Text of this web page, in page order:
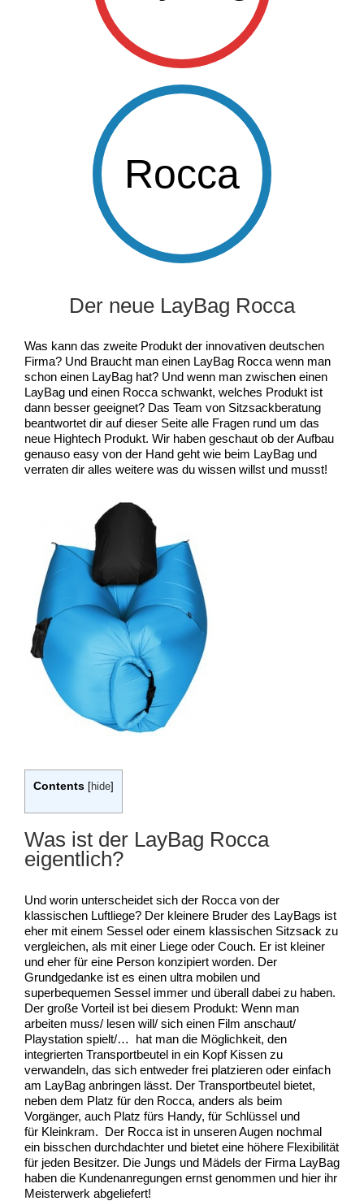
Rocca
Der neue LayBag Rocca
Was kann das zweite Produkt der innovativen deutschen
Firma? Und Braucht man einen LayBag Rocca wenn man
schon einen LayBag hat? Und wenn man zwischen einen
LayBag und einen Rocca schwankt, welches Produkt ist
dann besser geeignet? Das Team von Sitzsackberatung
beantwortet dir auf dieser Seite alle Fragen rund um das
neue Hightech Produkt. Wir haben geschaut ob der Aufbau
genauso easy von der Hand geht wie beim LayBag und
verraten dir alles weitere was du wissen willst und musst!
Contents [hide]
Was ist der LayBag Rocca
eigentlich?
Und worin unterscheidet sich der Rocca von der
klassischen Luftliege? Der kleinere Bruder des LayBags ist
eher mit einem Sessel oder einem klassischen Sitzsack zu
vergleichen, als mit einer Liege oder Couch. Er ist kleiner
und eher für eine Person konzipiert worden. Der
Grundgedanke ist es einen ultra mobilen und
superbequemen Sessel immer und überall dabei zu haben.
Der große Vorteil ist bei diesem Produkt: Wenn man
arbeiten muss/ lesen will/ sich einen Film anschaut/
Playstation spielt/… hat man die Möglichkeit, den
integrierten Transportbeutel in ein Kopf Kissen zu
verwandeln, das sich entweder frei platzieren oder einfach
am LayBag anbringen lässt. Der Transportbeutel bietet,
neben dem Platz für den Rocca, anders als beim
Vorgänger, auch Platz fürs Handy, für Schlüssel und
für Kleinkram. Der Rocca ist in unseren Augen nochmal
ein bisschen durchdachter und bietet eine höhere Flexibilität
für jeden Besitzer. Die Jungs und Mädels der Firma LayBag
haben die Kundenanregungen ernst genommen und hier ihr
Meisterwerk abgeliefert!